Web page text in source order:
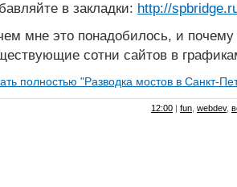
в закладки: http://
мне это понадобилось, и
сотни сайтов в
полностью "Разводка мостов в Санкт-
12:00 | fun webdev,